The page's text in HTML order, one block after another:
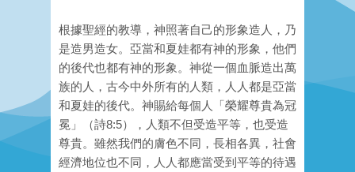
根據聖經的教導，神照著自己的形象造人，乃
是造男造女。亞當和夏娃都有神的形象，他們
的後代也都有神的形象。神從一個血脈造出萬
族的人，古今中外所有的人類，人人都是亞當
和夏娃的後代。神賜給每個人「榮耀尊貴為冠
冕」（詩8:5），人類不但受造平等，也受造
尊貴。雖然我們的膚色不同，長相各異，社會
經濟地位也不同，人人都應當受到平等的待遇